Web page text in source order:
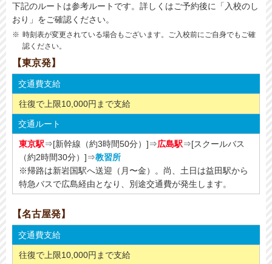
下記のルートは参考ルートです。詳しくはご予約後に「入校のし
おり」をご確認ください。
時刻表が変更されている場合もございます。ご入校前にご自身でもご確
認ください。
【東京発】
交通費支給
往復で上限10,000円まで支給
交通ルート
東京駅⇒[新幹線（約3時間50分）]⇒広島駅⇒[スクールバス
（約2時間30分）]⇒教習所
※帰路は新岩国駅へ送迎（月〜金）。尚、土日は益田駅から
特急バスで広島経由となり、別途交通費が発生します。
【名古屋発】
交通費支給
往復で上限10,000円まで支給